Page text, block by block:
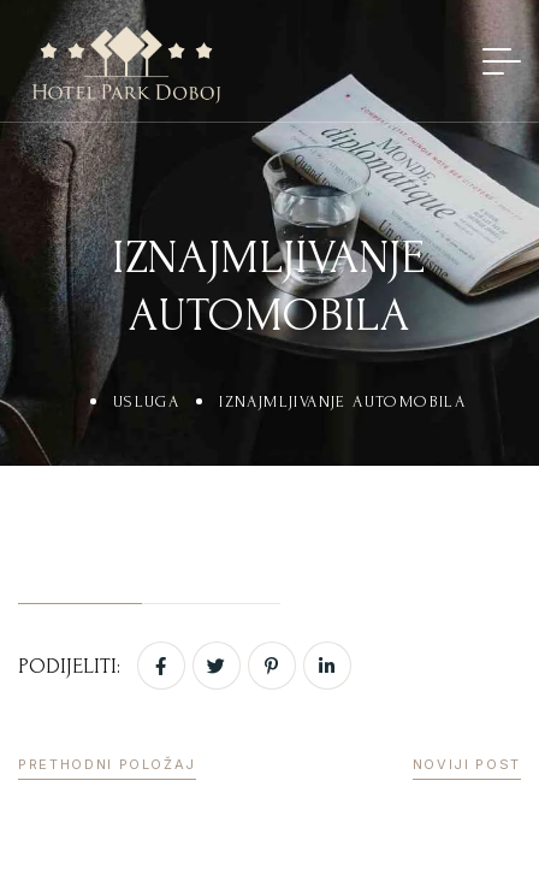
IZNAJMLJIVANJE
AUTOMOBILA
USLUGA IZNAJMLJIVANJE AUTOMOBILA
PODIJELITI:
PRETHODNI POLOŽAJ NOVIJI POST